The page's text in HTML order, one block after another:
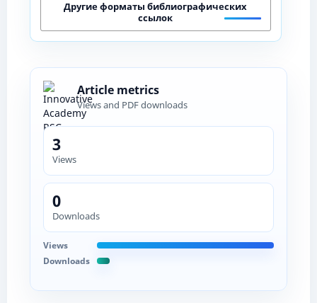
Другие форматы библиографических
ссылок
Article metrics
Views and PDF downloads
3
Views
0
Downloads
Views
Downloads